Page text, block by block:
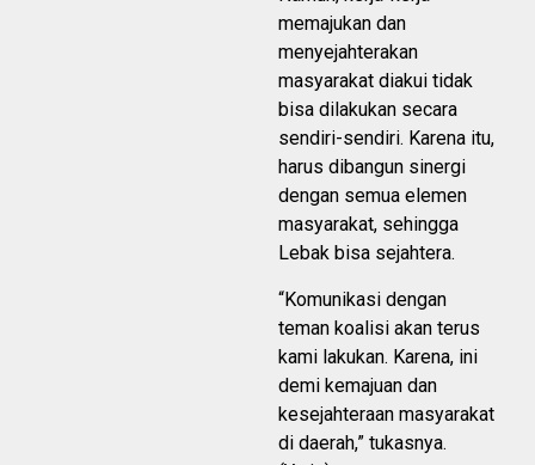
memajukan dan
menyejahterakan
masyarakat diakui tidak
bisa dilakukan secara
sendiri-sendiri. Karena itu,
harus dibangun sinergi
dengan semua elemen
masyarakat, sehingga
Lebak bisa sejahtera.
“Komunikasi dengan
teman koalisi akan terus
kami lakukan. Karena, ini
demi kemajuan dan
kesejahteraan masyarakat
di daerah,” tukasnya.